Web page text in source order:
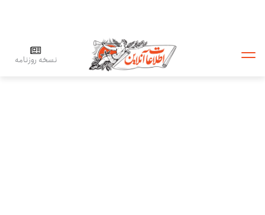
نسخه روزنامه